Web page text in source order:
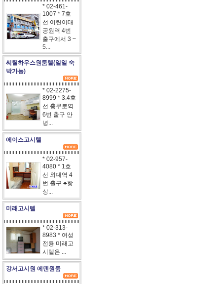
* 02-461-
1007 * 7호
선 어린이대
공원역 4번
출구에서 3 ~
5...
씨틸하우스원룸텔(일일 숙
박가능)
* 02-2275-
8999 * 3.4호
선 충무로역
6번 출구 안
녕...
에이스고시텔
* 02-957-
4080 * 1호
선 외대역 4
번 출구 ♣항
상...
미래고시텔
* 02-313-
8983 * 여성
전용 미래고
시텔은 ...
강서고시원 에덴원룸